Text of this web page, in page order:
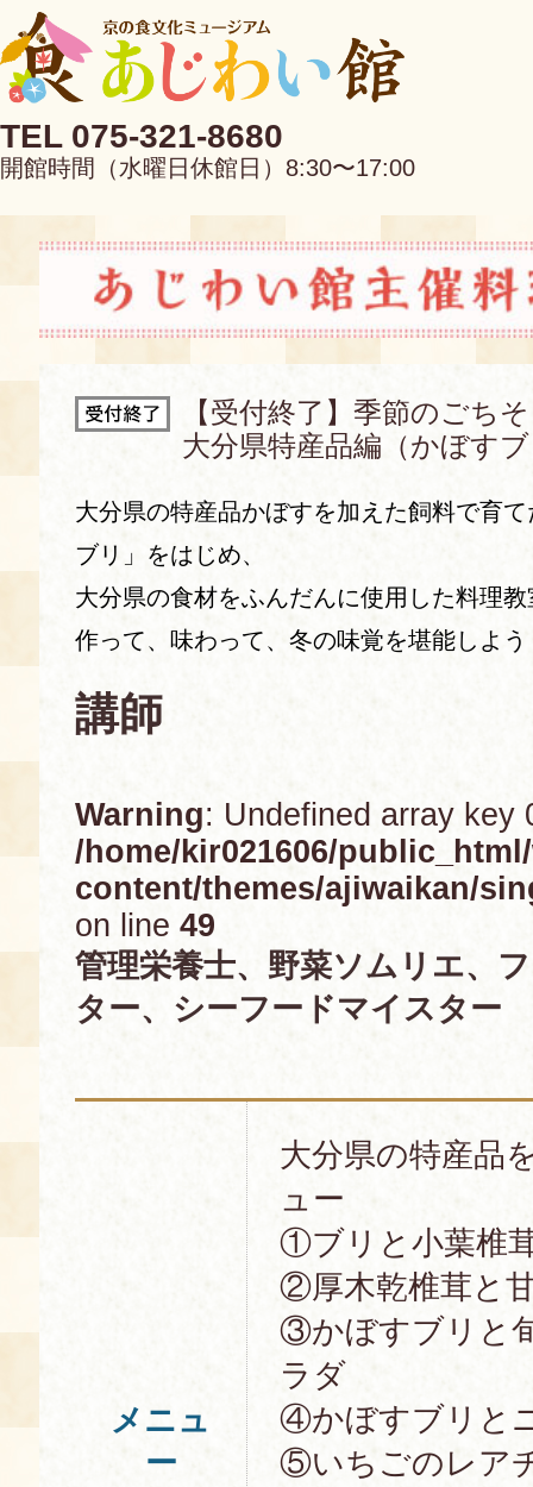
TEL 075-321-8680
開館時間（水曜日休館日）8:30〜17:00
EN 中文
あじわい館とは
FAQ
料理教室
キャンセル・ご変更
食の海援隊・陸援隊 会員限定
展示室のご紹介
お土産コーナー
レンタル
備品リスト
空き状況・ご予約
使用料・お支払い方法
食の語り部の部屋
展示見学
講演会付き料理教室
あじわい館弁当
【受付終了】季節のごち
大分県特産品編（かぼす
大分県の特産品かぼすを加えた飼料で育
ブリ」をはじめ、
大分県の食材をふんだんに使用した料理
作って、味わって、冬の味覚を堪能しよう
講師
Warning: Undefined array key
/home/kir021606/
content/themes/ajiwaikan/
on line 49
管理栄養士、野菜ソムリエ、
ター、シーフードマイスター
メニュ
ー
大分県の特産品
ュー
①ブリと小葉椎
②厚木乾椎茸と
③かぼすブリと
ラダ
④かぼすブリと
⑤いちごのレア